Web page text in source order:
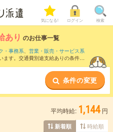
気になる! ログイン 検索
あり のお仕事一覧
・事務系、 営業・販売・サービス系
ます。交通費別途支給ありの条件の
条件の変更
平均時給: 1,144 円
新着順 時給順